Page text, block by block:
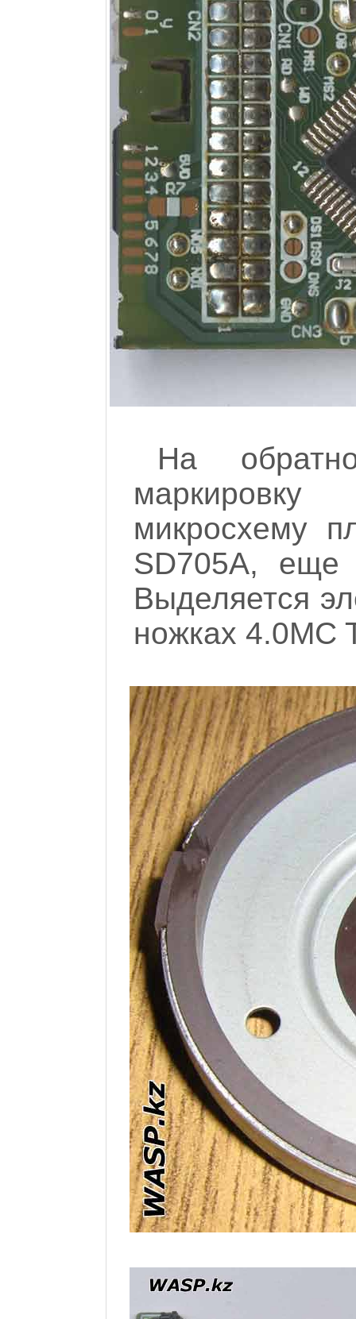
На
микросхему
SD705A, еще
Выделяется
ножках 4.0MC